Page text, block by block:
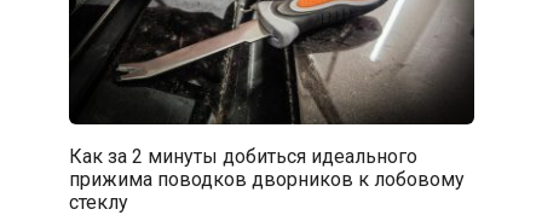
Как за 2 минуты добиться идеального
прижима поводков дворников к лобовому
стеклу